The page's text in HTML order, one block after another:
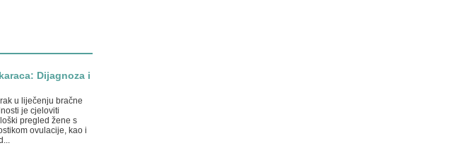
Dijagnoza i
u liječenju bračne
je cjeloviti
pregled žene s
ovulacije, kao i